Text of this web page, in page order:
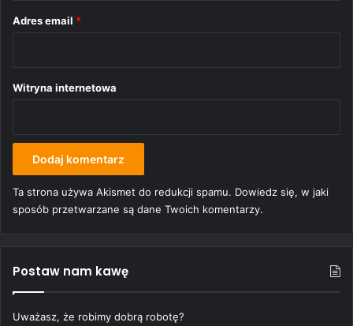
Adres email *
Witryna internetowa
Ta strona używa Akismet do redukcji spamu. Dowiedz się, w jaki
sposób przetwarzane są dane Twoich komentarzy.
Postaw nam kawę
Uważasz, że robimy dobrą robotę?